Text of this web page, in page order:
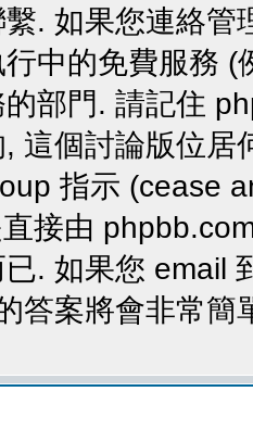
. 如果您連絡
中的免費服務
部門. 請記住
這個討論版位
指示 (cease
接由
. 如果您 email
答案將會非常簡